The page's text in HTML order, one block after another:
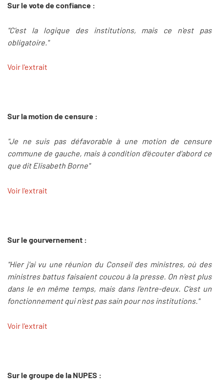
Sur le vote de confiance :
"C’est la logique des institutions, mais ce n'est pas
obligatoire."
Voir l'extrait
Sur la motion de censure :
"Je ne suis pas défavorable à une motion de censure
commune de gauche, mais à condition d’écouter d’abord ce
que dit Elisabeth Borne"
Voir l'extrait
Sur le gourvernement :
"Hier j’ai vu une réunion du Conseil des ministres, où des
ministres battus faisaient coucou à la presse. On n’est plus
dans le en même temps, mais dans l’entre-deux. C’est un
fonctionnement qui n’est pas sain pour nos institutions."
Voir l'extrait
Sur le groupe de la NUPES :